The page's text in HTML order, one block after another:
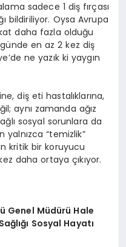
sadece 1 diş fırçası
bildiriliyor. Oysa Avrupa
daha fazla olduğu
en az 2 kez diş
ne yazık ki yaygın
diş eti hastalıklarına,
aynı zamanda ağız
sosyal sorunlara da
yalnızca “temizlik”
kritik bir koruyucu
daha ortaya çıkıyor.
Genel Müdürü Hale
Sosyal Hayatı